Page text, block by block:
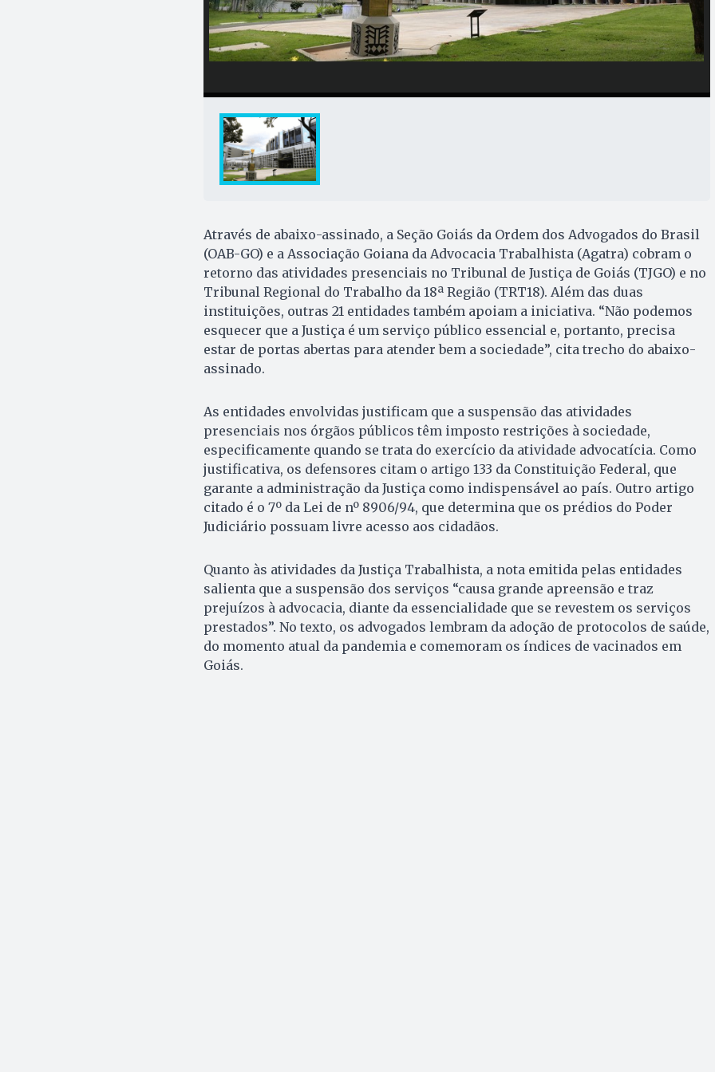
Através de abaixo-assinado, a Seção Goiás da Ordem dos Advogados do Brasil
(OAB-GO) e a Associação Goiana da Advocacia Trabalhista (Agatra) cobram o
retorno das atividades presenciais no Tribunal de Justiça de Goiás (TJGO) e no
Tribunal Regional do Trabalho da 18ª Região (TRT18). Além das duas
instituições, outras 21 entidades também apoiam a iniciativa. “Não podemos
esquecer que a Justiça é um serviço público essencial e, portanto, precisa
estar de portas abertas para atender bem a sociedade”, cita trecho do abaixo-
assinado.
As entidades envolvidas justificam que a suspensão das atividades
presenciais nos órgãos públicos têm imposto restrições à sociedade,
especificamente quando se trata do exercício da atividade advocatícia. Como
justificativa, os defensores citam o artigo 133 da Constituição Federal, que
garante a administração da Justiça como indispensável ao país. Outro artigo
citado é o 7º da Lei de nº 8906/94, que determina que os prédios do Poder
Judiciário possuam livre acesso aos cidadãos.
Quanto às atividades da Justiça Trabalhista, a nota emitida pelas entidades
salienta que a suspensão dos serviços “causa grande apreensão e traz
prejuízos à advocacia, diante da essencialidade que se revestem os serviços
prestados”. No texto, os advogados lembram da adoção de protocolos de saúde,
do momento atual da pandemia e comemoram os índices de vacinados em
Goiás.